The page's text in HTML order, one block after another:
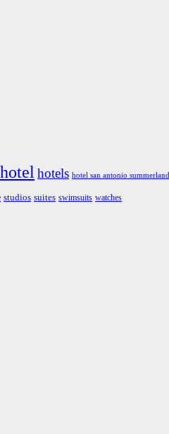
hotel hotels hotel san antonio summerland
studios suites swimsuits watches